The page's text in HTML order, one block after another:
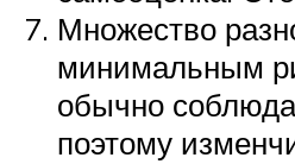
Множество
минимальным
обычно
поэтому